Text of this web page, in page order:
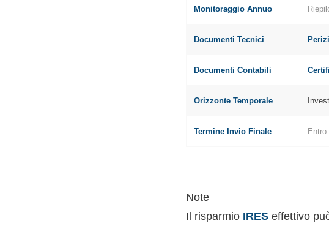
Monitoraggio Annuo
Documenti Tecnici
Documenti Contabili
Orizzonte Temporale
Termine Invio Finale Entro
Note
Il risparmio IRESeffettivo